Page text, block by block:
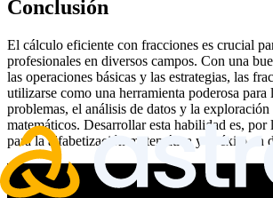
Conclusión
El cálculo eficiente con fracciones es crucial
profesionales en diversos campos. Con una
las operaciones básicas y las estrategias, las
utilizarse como una herramienta poderosa para
problemas, el análisis de datos y la exploración
matemáticos. Desarrollar esta habilidad es,
para la alfabetización matemática y el éxito en